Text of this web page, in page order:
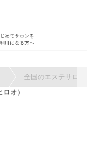
めてサロンを
用になる方へ
角質
全国のエステサロ
オ）